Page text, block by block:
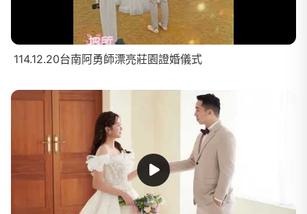
114.12.20台南阿勇師漂亮莊園證婚儀式